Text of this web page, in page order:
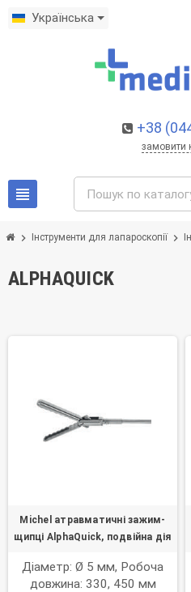
Українська
+38
замовити
view_headline
chevron_right Інструменти для лапароскопії chevron_right
ALPHAQUICK
Michel атравматичні зажим-
щипці AlphaQuick, подвійна дія
Діаметр: Ø 5 мм, Робоча
довжина: 330, 450 мм